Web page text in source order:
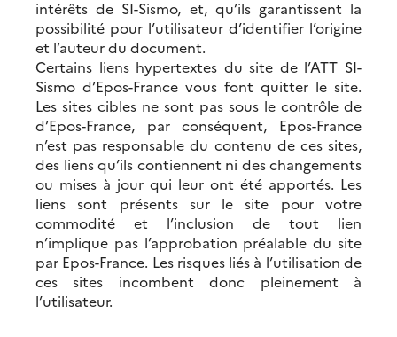
intérêts de SI-Sismo, et, qu’ils garantissent la
possibilité pour l’utilisateur d’identifier l’origine
et l’auteur du document.
Certains liens hypertextes du site de l’ATT SI-
Sismo d’Epos-France vous font quitter le site.
Les sites cibles ne sont pas sous le contrôle de
d’Epos-France, par conséquent, Epos-France
n’est pas responsable du contenu de ces sites,
des liens qu’ils contiennent ni des changements
ou mises à jour qui leur ont été apportés. Les
liens sont présents sur le site pour votre
commodité et l’inclusion de tout lien
n’implique pas l’approbation préalable du site
par Epos-France. Les risques liés à l’utilisation de
ces sites incombent donc pleinement à
l’utilisateur.